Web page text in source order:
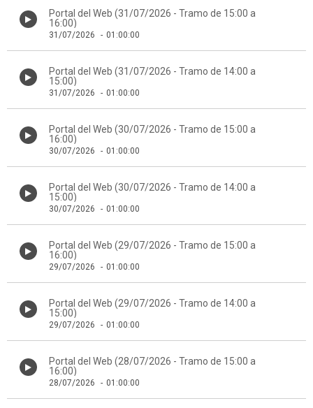
Portal del Web (31/07/2026 - Tramo de 15:00 a
16:00)
31/07/2026 - 01:00:00
Portal del Web (31/07/2026 - Tramo de 14:00 a
15:00)
31/07/2026 - 01:00:00
Portal del Web (30/07/2026 - Tramo de 15:00 a
16:00)
30/07/2026 - 01:00:00
Portal del Web (30/07/2026 - Tramo de 14:00 a
15:00)
30/07/2026 - 01:00:00
Portal del Web (29/07/2026 - Tramo de 15:00 a
16:00)
29/07/2026 - 01:00:00
Portal del Web (29/07/2026 - Tramo de 14:00 a
15:00)
29/07/2026 - 01:00:00
Portal del Web (28/07/2026 - Tramo de 15:00 a
16:00)
28/07/2026 - 01:00:00